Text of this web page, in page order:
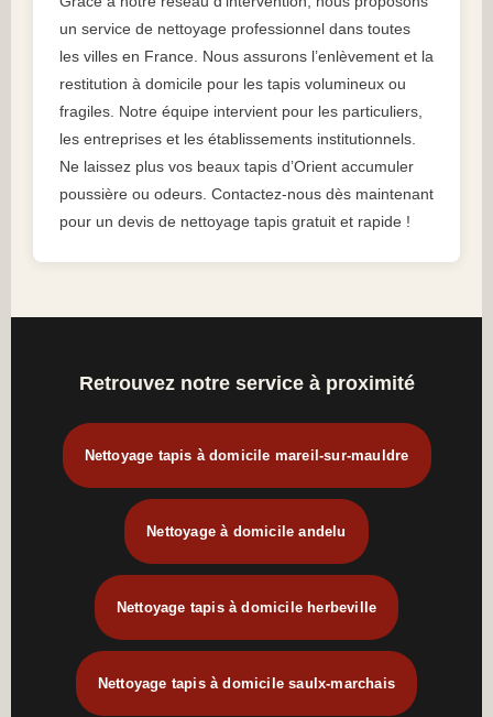
un service de nettoyage professionnel dans toutes
les villes en France. Nous assurons l’enlèvement et la
restitution à domicile pour les tapis volumineux ou
fragiles. Notre équipe intervient pour les particuliers,
les entreprises et les établissements institutionnels.
Ne laissez plus vos beaux tapis d’Orient accumuler
poussière ou odeurs. Contactez-nous dès maintenant
pour un devis de nettoyage tapis gratuit et rapide !
Retrouvez notre service à proximité
Nettoyage tapis à domicile mareil-sur-mauldre
Nettoyage à domicile andelu
Nettoyage tapis à domicile herbeville
Nettoyage tapis à domicile saulx-marchais